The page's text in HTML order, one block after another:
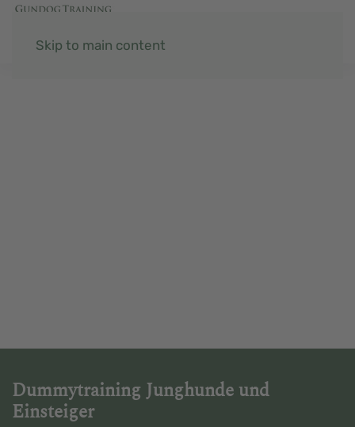
Skip to main content
Dummytraining Junghunde und
Einsteiger